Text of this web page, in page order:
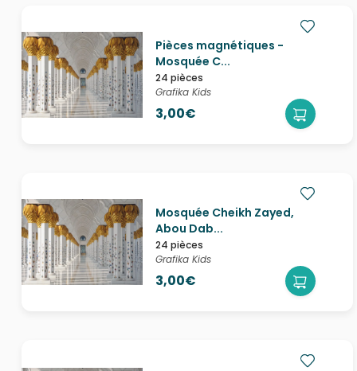
Pièces magnétiques -
Mosquée C...
24 pièces
Grafika Kids
3,00€
Mosquée Cheikh Zayed,
Abou Dab...
24 pièces
Grafika Kids
3,00€